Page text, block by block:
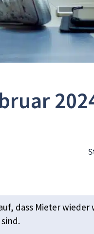
dass Mieter